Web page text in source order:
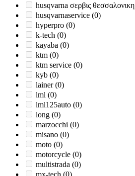
husqvarna σερβις θεσσαλονικη
husqvarnaservice (0)
hyperpro (0)
k-tech (0)
kayaba (0)
ktm (0)
ktm service (0)
kyb (0)
lainer(0)
lml (0)
lml125auto (0)
long (0)
marzocchi (0)
misano (0)
moto (0)
motorcycle (0)
multistrada (0)
mx-tech (0)